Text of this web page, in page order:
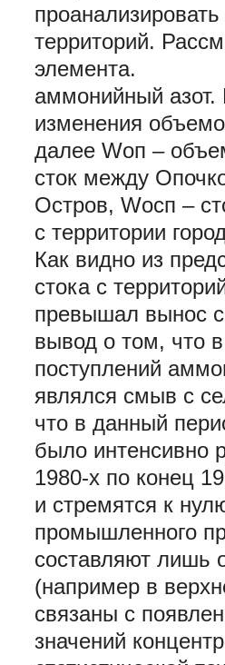
территорий.
элемента.
аммонийный азот.
изменения
далее Wоп –
сток между
Остров, Wосп –
с территории
Как видно из
стока с
превышал вынос с
вывод о том, что
поступлений
являлся смыв с
что в данный
было интенсивно
1980-х по конец
и стремятся к
промышленного
составляют лишь
(например в
связаны с
значений